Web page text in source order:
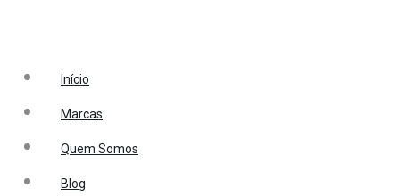
Início
Marcas
Quem Somos
Blog